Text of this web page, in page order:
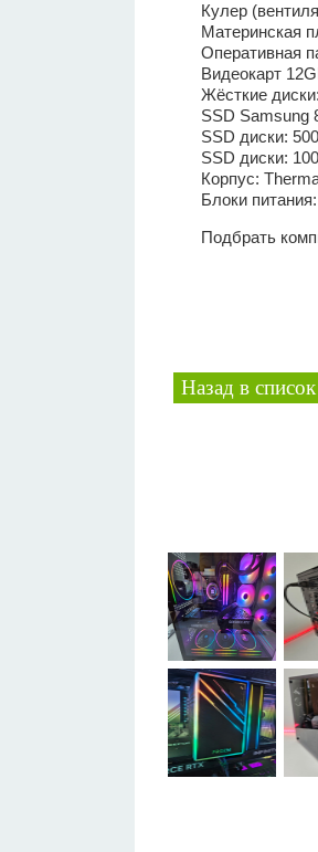
Кулер
Материнская
Оперативная
Видеокарт
Жёсткие
SSD Samsung
SSD диски:
SSD диски:
Корпус:
Блоки
Подбрать
Назад в